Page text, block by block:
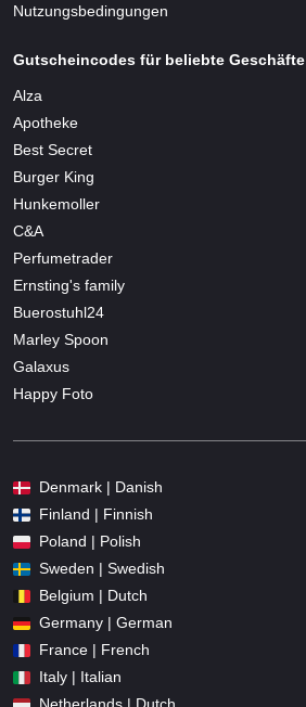
Nutzungsbedingungen
Gutscheincodes für beliebte Geschäfte
Alza
Apotheke
Best Secret
Burger King
Hunkemoller
C&A
Perfumetrader
Ernsting's family
Buerostuhl24
Marley Spoon
Galaxus
Happy Foto
Denmark | Danish
Finland | Finnish
Poland | Polish
Sweden | Swedish
Belgium | Dutch
Germany | German
France | French
Italy | Italian